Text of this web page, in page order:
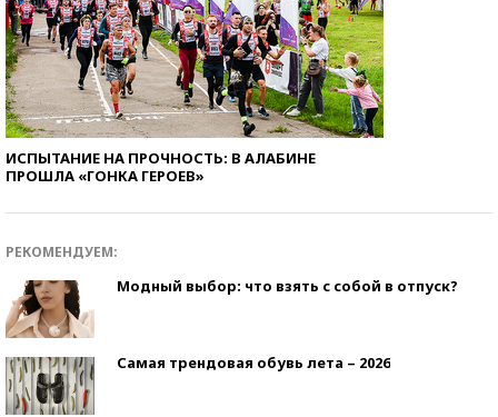
ИСПЫТАНИЕ НА ПРОЧНОСТЬ: В АЛАБИНЕ
ПРОШЛА «ГОНКА ГЕРОЕВ»
РЕКОМЕНДУЕМ:
Модный выбор: что взять с собой в отпуск?
Самая трендовая обувь лета – 2026